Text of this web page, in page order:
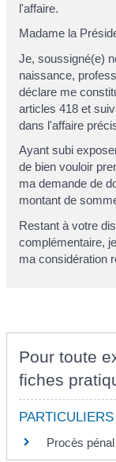
l'affaire.
Madame la
Je, soussigné(e)
naissance,
déclare me
articles 418 et
dans l'affaire
Ayant subi
de bien vouloir
ma demande de
montant de
Restant à votre
complémentaire,
ma considération
Pour toute
fiches
PARTICULIERS
Procès